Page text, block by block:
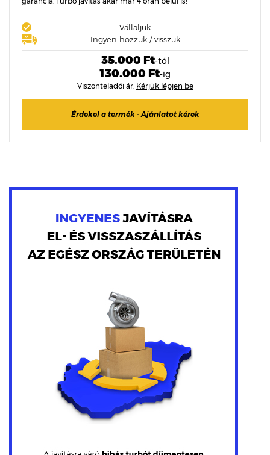
Vállaljuk
Ingyen hozzuk / visszük
35.000 Ft-tól
130.000 Ft-ig
Viszonteladói ár: Kérjük lépjen be
Érdekel a termék - Ajánlatot kérek